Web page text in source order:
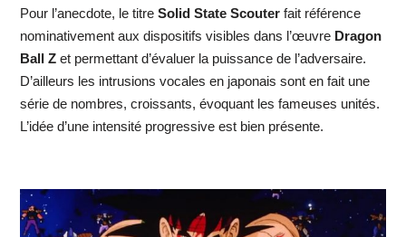
Pour l’anecdote, le titre Solid State Scouterfait référence
nominativement aux dispositifs visibles dans l’œuvre Dragon
Ball Zet permettant d’évaluer la puissance de l’adversaire.
D’ailleurs les intrusions vocales en japonais sont en fait une
série de nombres, croissants, évoquant les fameuses unités.
L’idée d’une intensité progressive est bien présente.